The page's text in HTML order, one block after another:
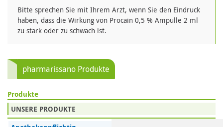
Bitte sprechen Sie mit Ihrem Arzt, wenn Sie den Eindruck
haben, dass die Wirkung von Procain 0,5 % Ampulle 2 ml
zu stark oder zu schwach ist.
pharmarissano Produkte
Produkte
UNSERE PRODUKTE